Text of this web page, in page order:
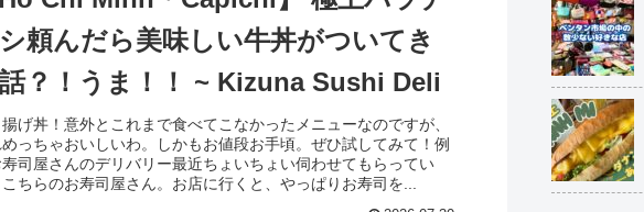
頼んだら美味しい牛丼がついてき
？！うま！！ ~ Kizuna Sushi Deli
げ丼！意外とこれまで食べてこなかったメニューなのですが、
っちゃおいしいわ。しかもお値段お手頃。ぜひ試してみて！例
司屋さんのデリバリー最近ちょいちょい伺わせてもらってい
ちらのお寿司屋さん。お店に行くと、やっぱりお寿司を...